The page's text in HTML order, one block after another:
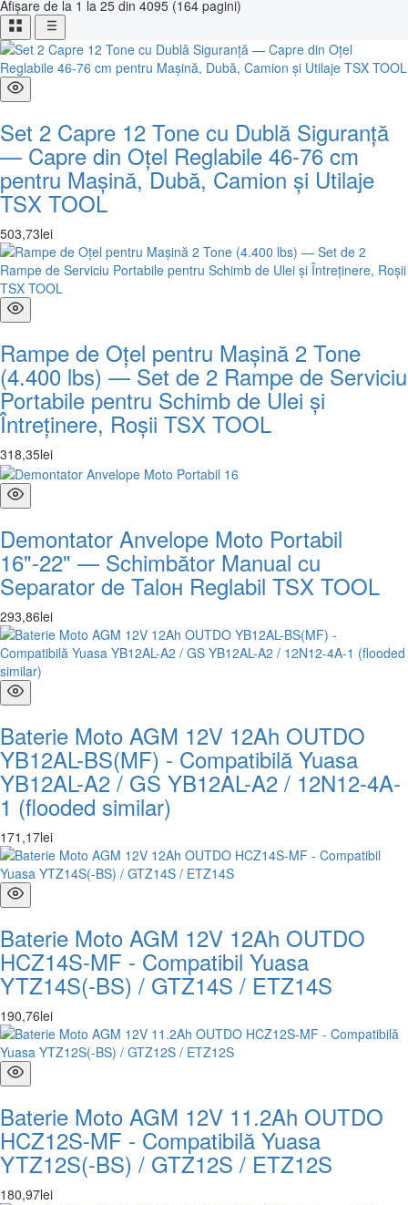
Afișare de la 1 la 25 din 4095 (164 pagini)
Set 2 Capre 12 Tone cu Dublă Siguranță
— Capre din Oțel Reglabile 46-76 cm
pentru Mașină, Dubă, Camion și Utilaje
TSX TOOL
503,73lei
Rampe de Oțel pentru Mașină 2 Tone
(4.400 lbs) — Set de 2 Rampe de Serviciu
Portabile pentru Schimb de Ulei și
Întreținere, Roșii TSX TOOL
318,35lei
Demontator Anvelope Moto Portabil
16"-22" — Schimbător Manual cu
Separator de Talон Reglabil TSX TOOL
293,86lei
Baterie Moto AGM 12V 12Ah OUTDO
YB12AL-BS(MF) - Compatibilă Yuasa
YB12AL-A2 / GS YB12AL-A2 / 12N12-4A-
1 (flooded similar)
171 ,17lei
Baterie Moto AGM 12V 12Ah OUTDO
HCZ14S-MF - Compatibil Yuasa
YTZ14S(-BS) / GTZ14S / ETZ14S
190,76lei
Baterie Moto AGM 12V 11.2Ah OUTDO
HCZ12S-MF - Compatibilă Yuasa
YTZ12S(-BS) / GTZ12S / ETZ12S
180,97lei